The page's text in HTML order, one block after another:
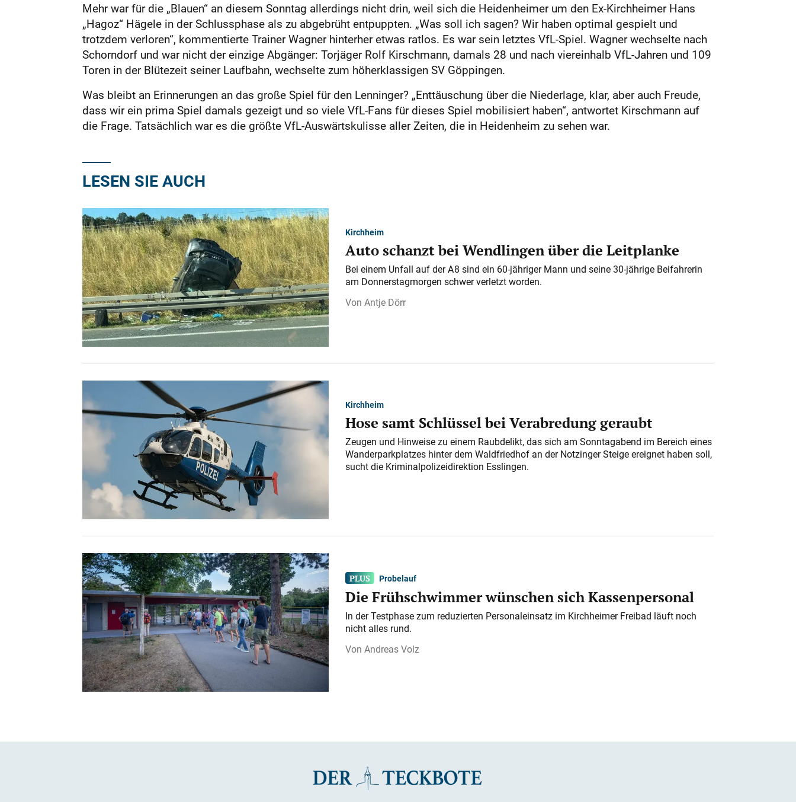
Mehr war für die „Blauen“ an diesem Sonntag allerdings nicht drin, weil sich die Heidenheimer um den Ex-Kirchheimer Hans
„Hagoz“ Hägele in der Schlussphase als zu abgebrüht entpuppten. „Was soll ich sagen? Wir haben optimal gespielt und
trotzdem verloren“, kommentierte Trainer Wagner hinterher etwas ratlos. Es war sein letztes VfL-Spiel. Wagner wechselte nach
Schorndorf und war nicht der einzige Abgänger: Torjäger Rolf Kirschmann, damals 28 und nach viereinhalb VfL-Jahren und 109
Toren in der Blütezeit seiner Laufbahn, wechselte zum höherklassigen SV Göppingen.
Was bleibt an Erinnerungen an das große Spiel für den Lenninger? „Enttäuschung über die Niederlage, klar, aber auch Freude,
dass wir ein prima Spiel damals gezeigt und so viele VfL-Fans für dieses Spiel mobilisiert haben“, antwortet Kirschmann auf
die Frage. Tatsächlich war es die größte VfL-Auswärtskulisse aller Zeiten, die in Heidenheim zu sehen war.
LESEN SIE AUCH
Kirchheim
Auto schanzt bei Wendlingen über die Leitplanke
Bei einem Unfall auf der A 8 sind ein 60-jähriger Mann und seine 30-jährige Beifahrerin
am Donnerstagmorgen schwer verletzt worden.
Antje Dörr
Kirchheim
Hose samt Schlüssel bei Verabredung geraubt
Zeugen und Hinweise zu einem Raubdelikt, das sich am Sonntagabend im Bereich eines
Wanderparkplatzes hinter dem Waldfriedhof an der Notzinger Steige ereignet haben soll,
sucht die Kriminalpolizeidirektion Esslingen.
Probelauf
Die Frühschwimmer wünschen sich Kassenpersonal
In der Testphase zum reduzierten Personaleinsatz im Kirchheimer Freibad läuft noch
nicht alles rund.
Andreas Volz